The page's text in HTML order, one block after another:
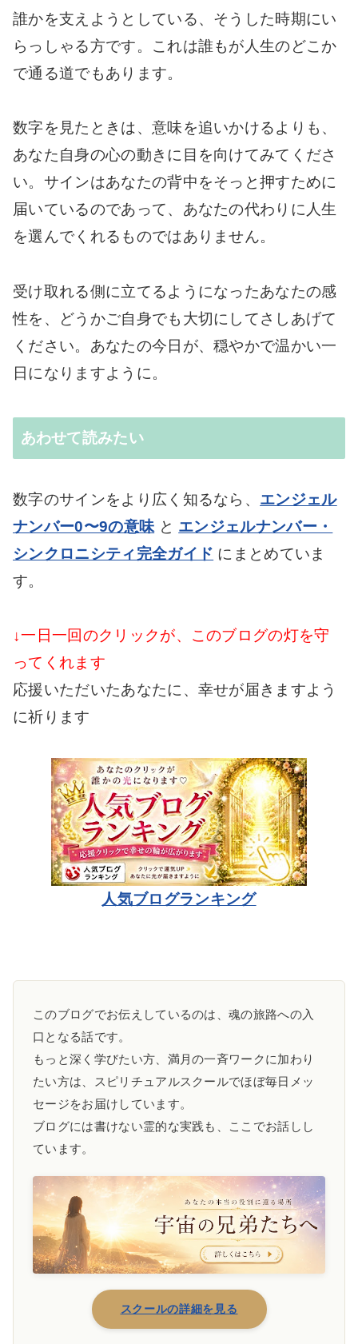
誰かを支えようとしている、そうした時期にい
らっしゃる方です。これは誰もが人生のどこか
で通る道でもあります。
数字を見たときは、意味を追いかけるよりも、
あなた自身の心の動きに目を向けてみてくださ
い。サインはあなたの背中をそっと押すために
届いているのであって、あなたの代わりに人生
を選んでくれるものではありません。
受け取れる側に立てるようになったあなたの感
性を、どうかご自身でも大切にしてさしあげて
ください。あなたの今日が、穏やかで温かい一
日になりますように。
あわせて読みたい
数字のサインをより広く知るなら、 エンジェル
ナンバー0〜9の意味 と エンジェルナンバー・
シンクロニシティ完全ガイド にまとめていま
す。
↓一日一回のクリックが、このブログの灯を守
ってくれます
応援いただいたあなたに、幸せが届きますよう
に祈ります
人気ブログランキング
このブログでお伝えしているのは、魂の旅路への入
口となる話です。
もっと深く学びたい方、満月の一斉ワークに加わり
たい方は、スピリチュアルスクールでほぼ毎日メッ
セージをお届けしています。
ブログには書けない霊的な実践も、ここでお話しし
ています。
スクールの詳細を見る